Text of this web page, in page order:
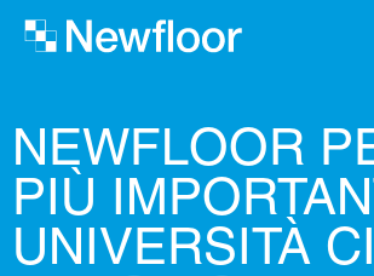
NEWFLOOR
PIÙ
UNIVERSITÀ